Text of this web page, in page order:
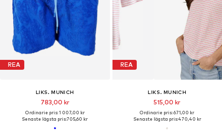
REA
LIKS. MUNICH
783,00 kr
Ordinarie pris: 1 007,00 kr
Senaste lägsta pris:705,60 kr
REA
LIKS. MUNICH
515,00 kr
Ordinarie pris: 671,00 kr
Senaste lägsta pris:470,40 kr